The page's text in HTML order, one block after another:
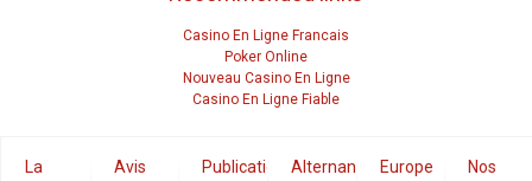
Casino En Ligne Francais
Poker Online
Nouveau Casino En Ligne
Casino En Ligne Fiable
La
Avis PublicationsAlternance Europe
Nos